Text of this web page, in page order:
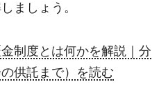
ましょう。
制度とは何かを解説｜分
供託まで）を読む